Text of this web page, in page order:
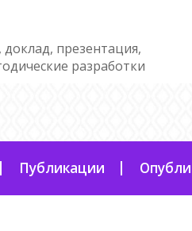
презентация,
разработки
Публикации